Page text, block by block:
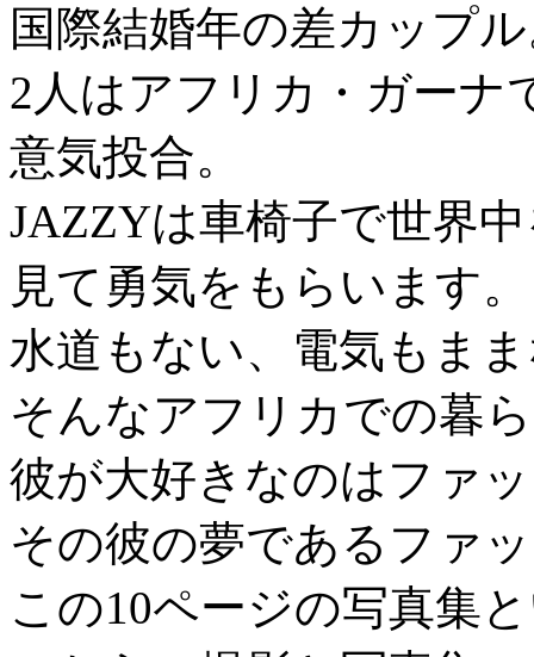
国際結婚年の差カップ
2人はアフリカ・ガーナ
意気投合。
JAZZYは車椅子で世界
見て勇気をもらいます。
水道もない、電気もま
そんなアフリカでの暮
彼が大好きなのはファ
その彼の夢であるファ
この10ページの写真集